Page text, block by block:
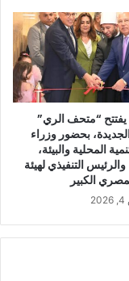
يفتتح “متحف الري”
بحضور وزراء
المحلية والبيئة،
التنفيذي لهيئة
الكبير